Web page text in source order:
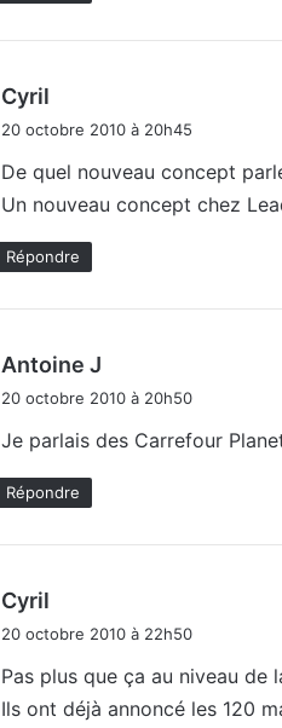
Cyril
:
20 octobre 2010 à 20h45
De quel nouveau concept
Un nouveau concept chez
Répondre
Antoine J
i
20 octobre 2010 à 20h50
Je parlais des Carrefour
Répondre
Cyril
:
20 octobre 2010 à 22h50
Pas plus que ça au niveau de
Ils ont déjà annoncé les 120